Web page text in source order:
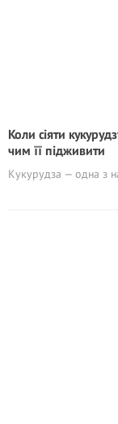
Коли сіяти
чим її підживити
Кукурудза — одна з